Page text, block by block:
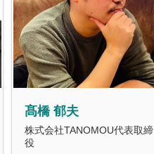
髙橋 郁夫
株式会社TANOMOU代表取締
役